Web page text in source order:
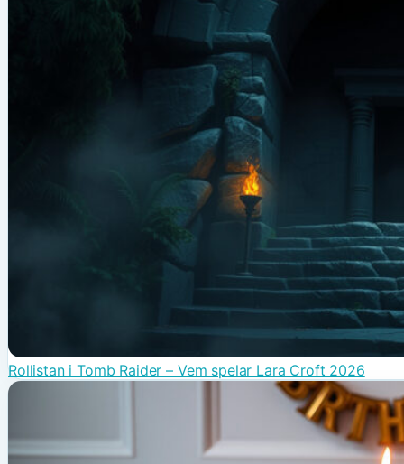
Rollistan i Tomb Raider – Vem spelar Lara Croft 2026